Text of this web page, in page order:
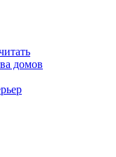
домов